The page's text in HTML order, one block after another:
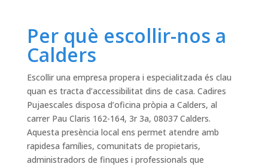
Per què escollir-nos a
Calders
Escollir una empresa propera i especialitzada és clau
quan es tracta d’accessibilitat dins de casa. Cadires
Pujaescales disposa d’oficina pròpia a Calders, al
carrer Pau Claris 162-164, 3r 3a, 08037 Calders.
Aquesta presència local ens permet atendre amb
rapidesa famílies, comunitats de propietaris,
administradors de finques i professionals que